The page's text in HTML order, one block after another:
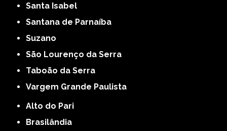
Santa Isabel
Santana de Parnaíba
Suzano
São Lourenço da Serra
Taboão da Serra
Vargem Grande Paulista
Alto do Pari
Brasilândia